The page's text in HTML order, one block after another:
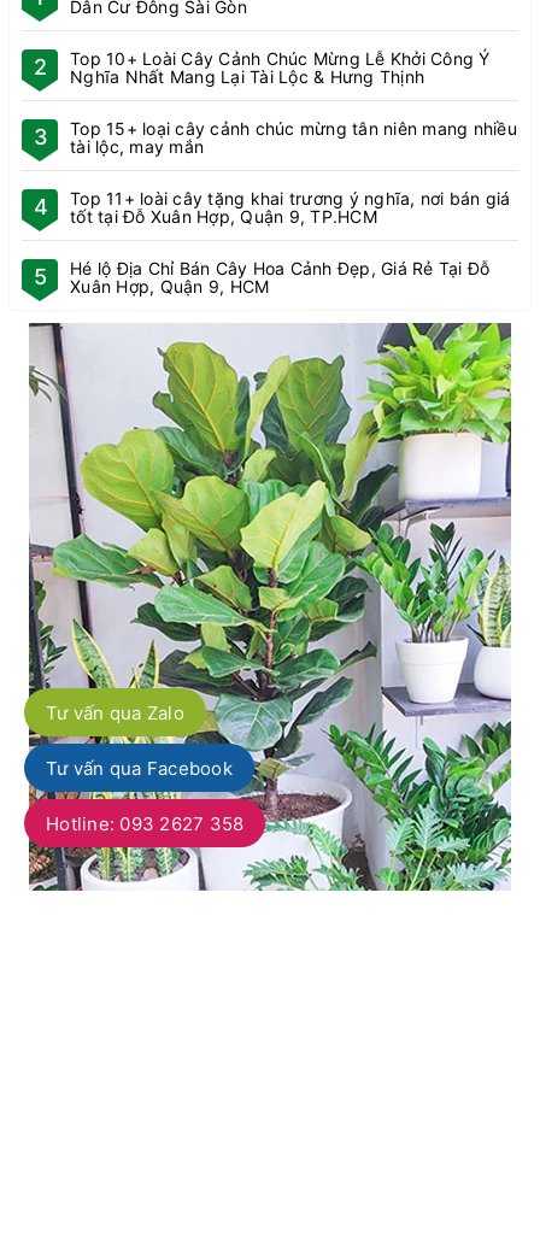
Dân Cư Đông Sài Gòn
2
Top 10+ Loài Cây Cảnh Chúc Mừng Lễ Khởi Công Ý
Nghĩa Nhất Mang Lại Tài Lộc & Hưng Thịnh
3
Top 15+ loại cây cảnh chúc mừng tân niên mang nhiều
tài lộc, may mắn
4
Top 11+ loài cây tặng khai trương ý nghĩa, nơi bán giá
tốt tại Đỗ Xuân Hợp, Quận 9, TP.HCM
5
Hé lộ Địa Chỉ Bán Cây Hoa Cảnh Đẹp, Giá Rẻ Tại Đỗ
Xuân Hợp, Quận 9, HCM
Tư vấn qua Zalo
Tư vấn qua Facebook
Hotline: 093 2627 358